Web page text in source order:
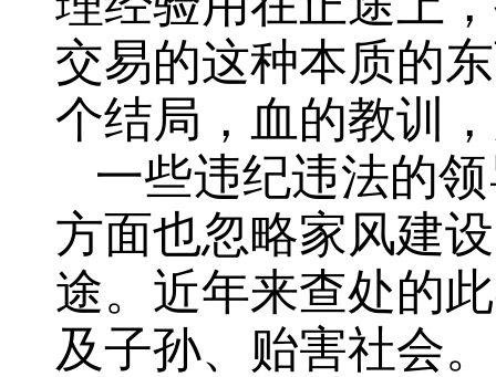
交易的这种本质的
个结局，血的教训
一些违纪违法的
方面也忽略家风建
途。近年来查处的
及子孙、贻害社会。